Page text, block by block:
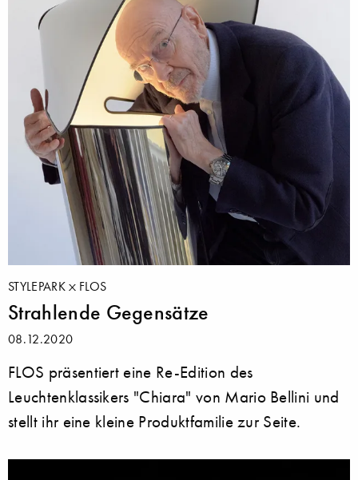
STYLEPARK FLOS
Strahlende Gegensätze
08.12.2020
FLOS präsentiert eine Re-Edition des
Leuchtenklassikers "Chiara" von Mario Bellini und
stellt ihr eine kleine Produktfamilie zur Seite.